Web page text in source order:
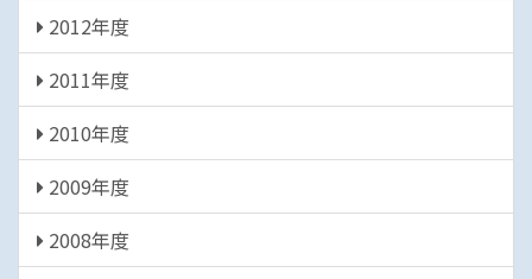
2012年度
2011年度
2010年度
2009年度
2008年度